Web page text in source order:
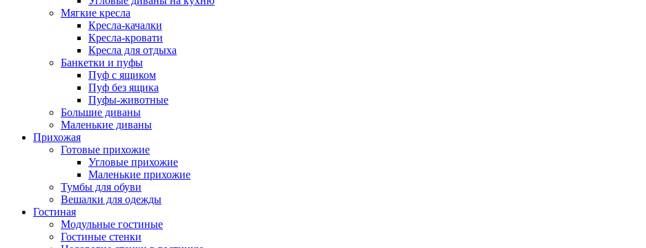
Мягкие кресла
Кресла-качалки
Кресла-кровати
Кресла для отдыха
Банкетки и пуфы
Пуф с ящиком
Пуф без ящика
Пуфы-животные
Большие диваны
Маленькие диваны
Прихожая
Готовые прихожие
Угловые прихожие
Маленькие прихожие
Тумбы для обуви
Вешалки для одежды
Гостиная
Модульные гостиные
Гостиные стенки